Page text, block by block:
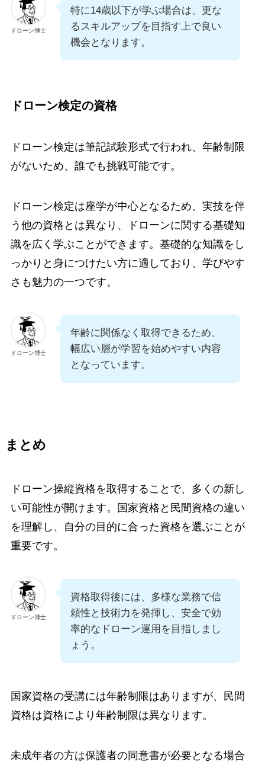
ドローン博士
特に14歳以下が学ぶ場合は、更な
るスキルアップを目指す上で良い
機会となります。
ドローン検定の資格
ドローン検定は筆記試験形式で行われ、年齢制限
がないため、誰でも挑戦可能です。
ドローン検定は座学が中心となるため、実技を伴
う他の資格とは異なり、ドローンに関する基礎知
識を広く学ぶことができます。基礎的な知識をし
っかりと身につけたい方に適しており、学びやす
さも魅力の一つです。
ドローン博士
年齢に関係なく取得できるため、
幅広い層が学習を始めやすい内容
となっています。
まとめ
ドローン操縦資格を取得することで、多くの新し
い可能性が開けます。国家資格と民間資格の違い
を理解し、自分の目的に合った資格を選ぶことが
重要です。
ドローン博士
資格取得後には、多様な業務で信
頼性と技術力を発揮し、安全で効
率的なドローン運用を目指しまし
ょう。
国家資格の受講には年齢制限はありますが、民間
資格は資格により年齢制限は異なります。
未成年者の方は保護者の同意書が必要となる場合